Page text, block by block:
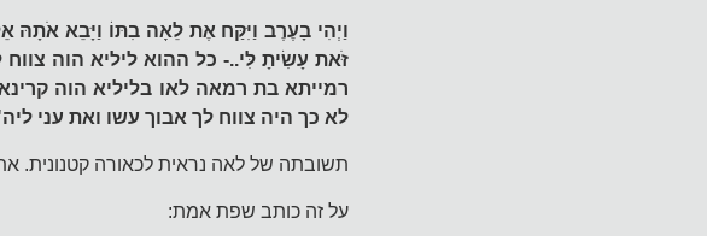
וַיְהִי בָעֶרֶב וַיִּקַּח אֶת לֵאָה בִתּוֹ וַיָּבֵא אֹתָהּ
זֹּאת עָשִׂיתָ לִּי..- כל ההוא ליליא הוה
רמייתא בת רמאה לאו בליליא הוה
לא כך היה צווח לך אבוך עשו ואת עני
תשובתה של לאה נראית לכאורה קטנונית.
על זה כותב שפת אמת: